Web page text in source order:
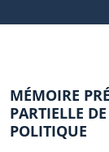
MÉMOIRE
PARTIELLE
POLITIQUE